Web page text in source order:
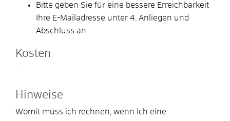
Bitte geben Sie für eine bessere Erreichbarkeit
Ihre E-Mailadresse unter 4. Anliegen und
Abschluss an
Kosten
-
Hinweise
Womit muss ich rechnen, wenn ich eine